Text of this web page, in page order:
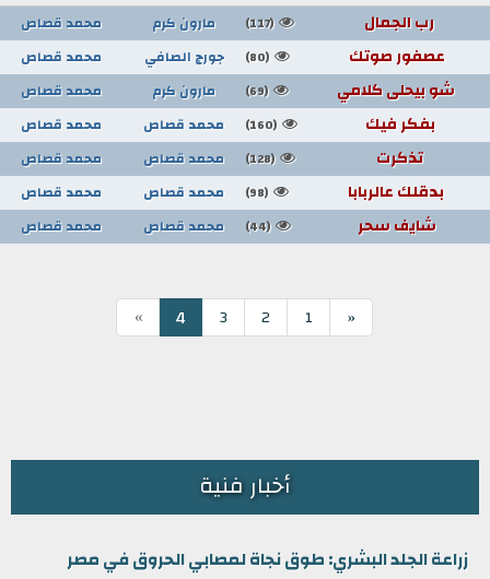
رب الجمال (117) مارون كرم محمد قصاص
عصفور صوتك (80) جورج الصافي محمد قصاص
شو بيحلى كلامي (69) مارون كرم محمد قصاص
بفكر فيك (160) محمد قصاص محمد قصاص
تذكرت (128) محمد قصاص محمد قصاص
بدقلك عالربابا (98) محمد قصاص محمد قصاص
شايف سحر (44) محمد قصاص محمد قصاص
«
1
2
3
4
»
أخبار فنية
زراعة الجلد البشري: طوق نجاة لمصابي الحروق في مصر